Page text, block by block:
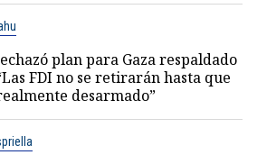
plan para Gaza respaldado
FDI no se retirarán hasta que
desarmado”